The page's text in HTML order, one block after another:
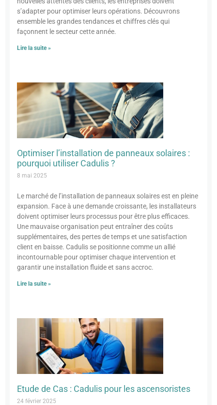
s’adapter pour optimiser leurs opérations. Découvrons
ensemble les grandes tendances et chiffres clés qui
façonnent le secteur cette année.
Lire la suite »
Optimiser l’installation de panneaux solaires :
pourquoi utiliser Cadulis ?
8 mai 2025
Le marché de l’installation de panneaux solaires est en pleine
expansion. Face à une demande croissante, les installateurs
doivent optimiser leurs processus pour être plus efficaces.
Une mauvaise organisation peut entraîner des coûts
supplémentaires, des pertes de temps et une satisfaction
client en baisse. Cadulis se positionne comme un allié
incontournable pour optimiser chaque intervention et
garantir une installation fluide et sans accroc.
Lire la suite »
Etude de Cas : Cadulis pour les ascensoristes
24 février 2025